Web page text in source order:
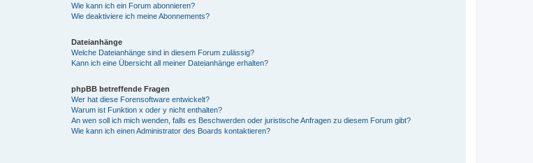
Wie kann ich ein Forum abonnieren?
Wie deaktiviere ich meine Abonnements?
Dateianhänge
Welche Dateianhänge sind in diesem Forum zulässig?
Kann ich eine Übersicht all meiner Dateianhänge erhalten?
phpBB betreffende Fragen
Wer hat diese Forensoftware entwickelt?
Warum ist Funktion x oder y nicht enthalten?
An wen soll ich mich wenden, falls es Beschwerden oder juristische Anfragen zu diesem Forum gibt?
Wie kann ich einen Administrator des Boards kontaktieren?